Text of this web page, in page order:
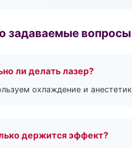
задаваемые вопросы
ли делать лазер?
охлаждение и
держится эффект?